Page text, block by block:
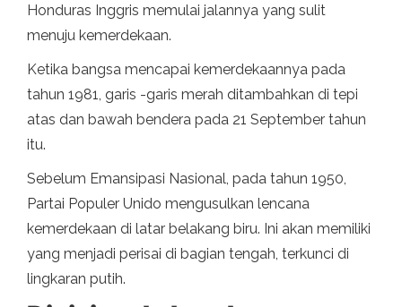
Honduras Inggris memulai jalannya yang sulit
menuju kemerdekaan.
Ketika bangsa mencapai kemerdekaannya pada
tahun 1981, garis -garis merah ditambahkan di tepi
atas dan bawah bendera pada 21 September tahun
itu.
Sebelum Emansipasi Nasional, pada tahun 1950,
Partai Populer Unido mengusulkan lencana
kemerdekaan di latar belakang biru. Ini akan memiliki
yang menjadi perisai di bagian tengah, terkunci di
lingkaran putih.